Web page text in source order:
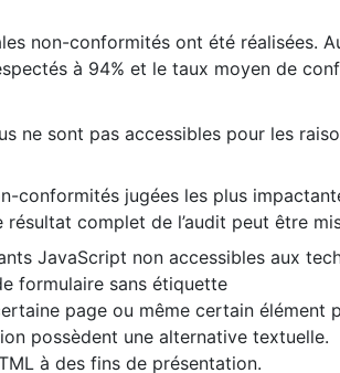
non-conformités ont été réalisées.
à 94% et le taux moyen de
ne sont pas accessibles pour les
conformités jugées les plus
résultat complet de l’audit peut être
JavaScript non accessibles aux
formulaire sans étiquette
page ou même certain élément
possèdent une alternative textuelle.
à des fins de présentation.